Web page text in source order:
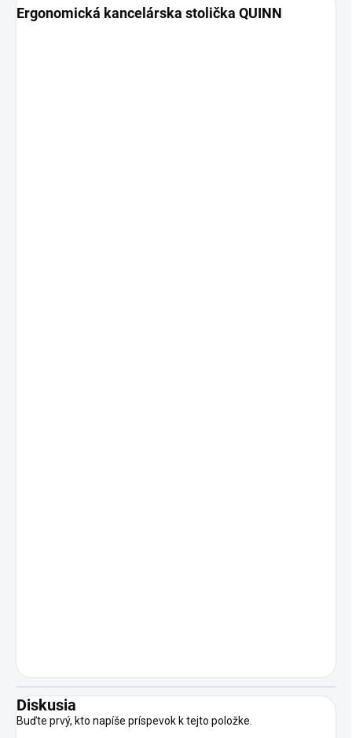
Ergonomická kancelárska stolička QUINN
Diskusia
Buďte prvý, kto napíše príspevok k tejto položke.